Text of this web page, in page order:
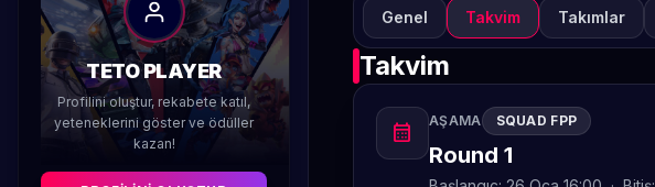
TETO PLAYER
Profilini oluştur, rekabete katıl,
yeteneklerini göster ve ödüller
kazan!
TURNUVA KAPALI
Hafta 1
Düzenleyen TETO
Genel Takvim Takımlar
Takvim
calendar_month AŞAMA SQUAD FPP
Round 1